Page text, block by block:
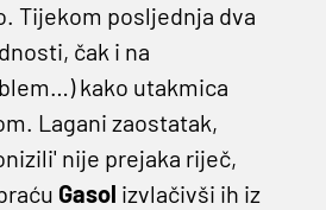
Tijekom posljednja dva
čak i na
kako utakmica
Lagani zaostatak,
nije prejaka riječ,
Gasol izvlačivši ih iz